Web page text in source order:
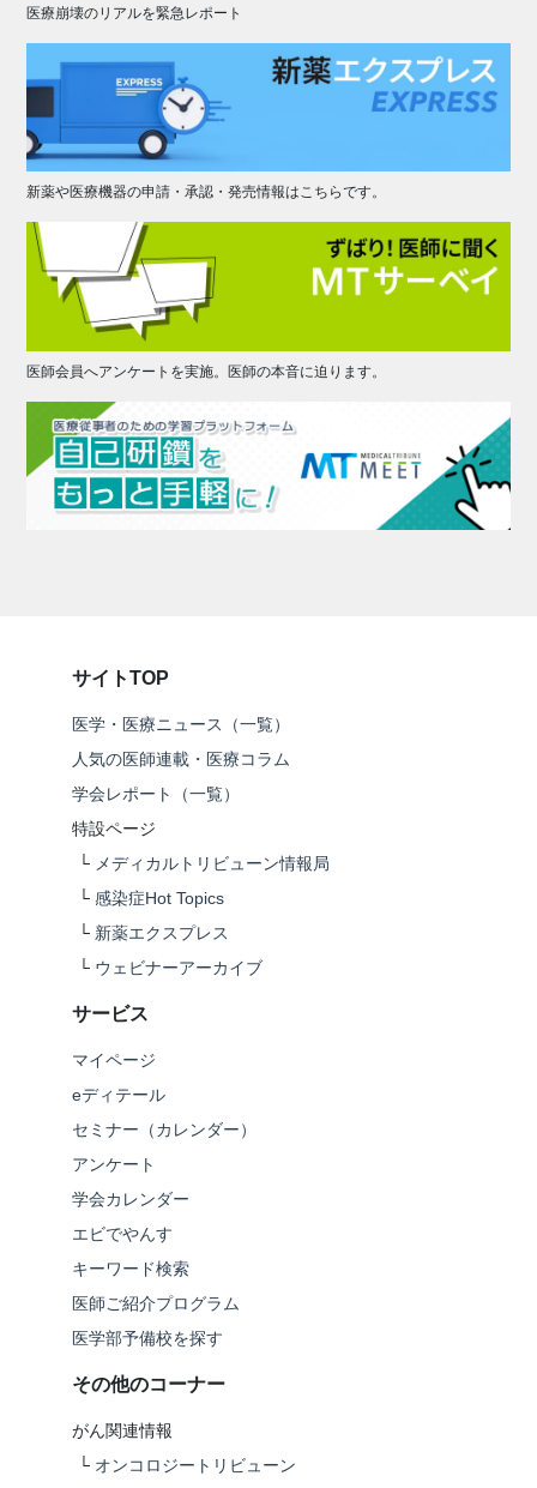
医療崩壊のリアルを緊急レポート
新薬や医療機器の申請・承認・発売情報はこちらです。
医師会員へアンケートを実施。医師の本音に迫ります。
サイトTOP
医学・医療ニュース（一覧）
人気の医師連載・医療コラム
学会レポート（一覧）
特設ページ
└ メディカルトリビューン情報局
└ 感染症Hot Topics
└ 新薬エクスプレス
└ ウェビナーアーカイブ
サービス
マイページ
eディテール
セミナー（カレンダー）
アンケート
学会カレンダー
エビでやんす
キーワード検索
医師ご紹介プログラム
医学部予備校を探す
その他のコーナー
がん関連情報
└ オンコロジートリビューン